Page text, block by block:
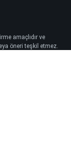
amaçlıdır ve
öneri teşkil etmez.